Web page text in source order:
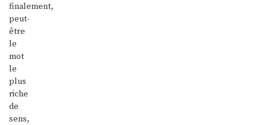
finalement,
peut-
être
le
mot
le
plus
riche
de
sens,